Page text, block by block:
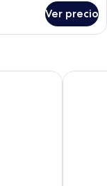
Ver precio